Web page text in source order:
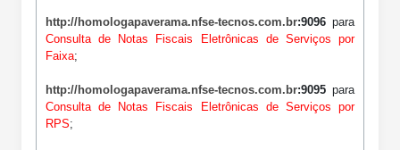
http://homologapaverama.nfse-tecnos.com.br:9096 para
Consulta de Notas Fiscais Eletrônicas de Serviços por
Faixa;
http://homologapaverama.nfse-tecnos.com.br:9095 para
Consulta de Notas Fiscais Eletrônicas de Serviços por
RPS;